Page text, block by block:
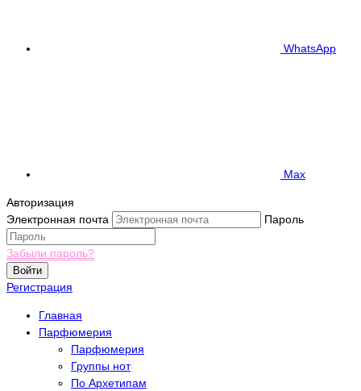
WhatsApp
Max
Авторизация
Электронная почта
Пароль
Забыли пароль?
Войти
Регистрация
Главная
Парфюмерия
Парфюмерия
Группы нот
По Архетипам